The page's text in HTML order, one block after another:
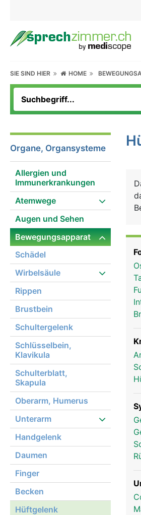
SIE SIND HIER HOME
Organe, Organsysteme
Allergien und
Immunerkrankungen
Atemwege
Augen und Sehen
Bewegungsapparat
Schädel
Wirbelsäule
Rippen
Brustbein
Schultergelenk
Schlüsselbein,
Klavikula
Schulterblatt,
Skapula
Oberarm, Humerus
Unterarm
Handgelenk
Daumen
Finger
Becken
Hüftgelenk